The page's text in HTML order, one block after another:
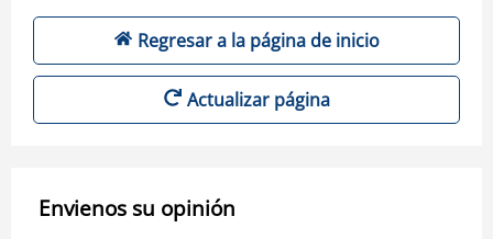
Regresar a la página de inicio
Actualizar página
Envienos su opinión